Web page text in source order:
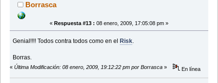
Borrasca
« Respuesta #13 : 08 enero, 2009, 17:05:08 pm »
Genial!!!! Todos contra todos como en elRisk
Borras.
« Última Modificación: 08 enero, 2009, 19:12:22 pm por Borrasca » En línea